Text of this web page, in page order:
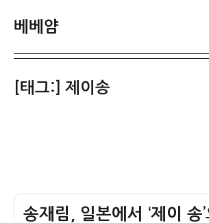
베베얌
[태그:]제이송
송재림, 일본에서 ‘제이 송